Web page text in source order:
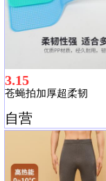
3.15
苍蝇拍加厚超柔韧
自营